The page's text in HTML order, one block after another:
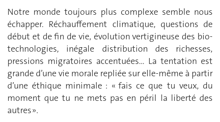
Notre monde toujours plus complexe semble nous
échapper. Réchauffement climatique, questions de
début et de fin de vie, évolution vertigineuse des bio-
technologies, inégale distribution des richesses,
pressions migratoires accentuées… La tentation est
grande d’une vie morale repliée sur elle-même à partir
d’une éthique minimale : « fais ce que tu veux, du
moment que tu ne mets pas en péril la liberté des
autres ».